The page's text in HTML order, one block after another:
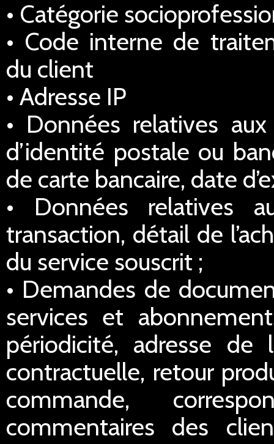
• Catégorie
• Code interne de
du client
• Adresse IP
• Données relatives
d’identité postale ou
de carte bancaire, date
• Données relatives
transaction, détail de
du service souscrit ;
• Demandes de
services et
périodicité, adresse de
contractuelle, retour
commande,
commentaires des